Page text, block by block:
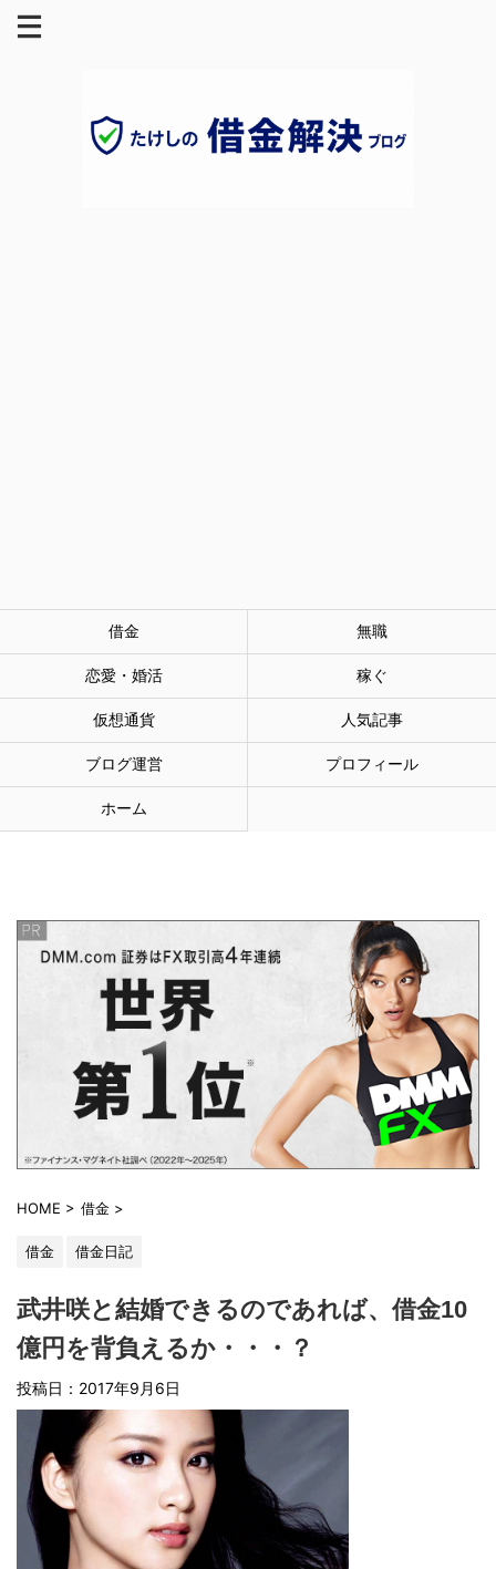
借金 無職
恋愛・婚活 稼ぐ
仮想通貨 人気記事
ブログ運営 プロフィール
ホーム
HOME > 借金 >
借金 借金日記
武井咲と結婚できるのであれば、借金10
億円を背負えるか・・・？
投稿日：2017年9月6日